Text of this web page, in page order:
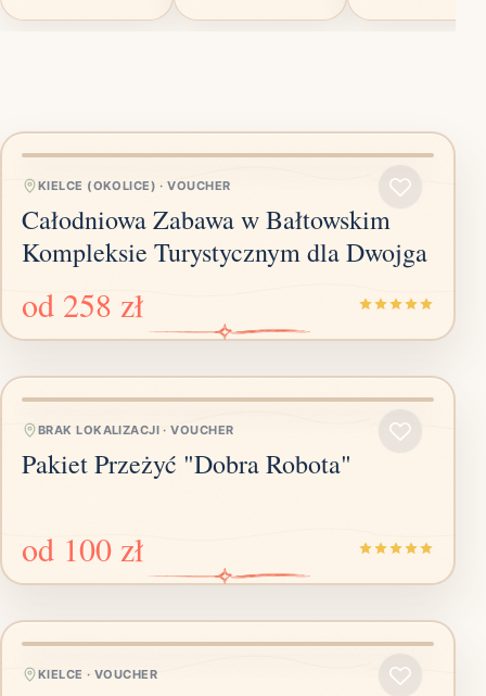
KIELCE (OKOLICE) ·VOUCHER
Całodniowa Zabawa w Bałtowskim
Kompleksie Turystycznym dla Dwojga
od 258 zł
BRAK LOKALIZACJI ·VOUCHER
Pakiet Przeżyć "Dobra Robota"
od 100 zł
KIELCE · VOUCHER